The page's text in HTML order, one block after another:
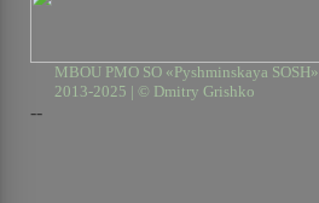
MBOU PMO SO «Pyshminskaya SOSH»
2013-2025 | © Dmitry Grishko
--